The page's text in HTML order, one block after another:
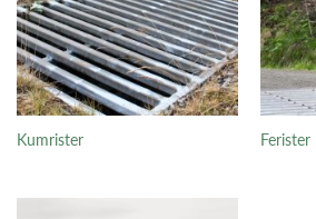
Kumrister Ferister